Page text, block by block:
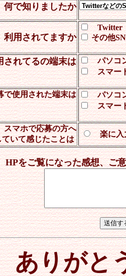
何で知りましたか
利用されてますか
Twitter
その他
されてるの端末は
パソ
スマ
で使用された端末は
パソ
スマー
スマホで応募の方へ
ていて感じたことは
楽に入
HPをご覧になった感想、ご
ありがと